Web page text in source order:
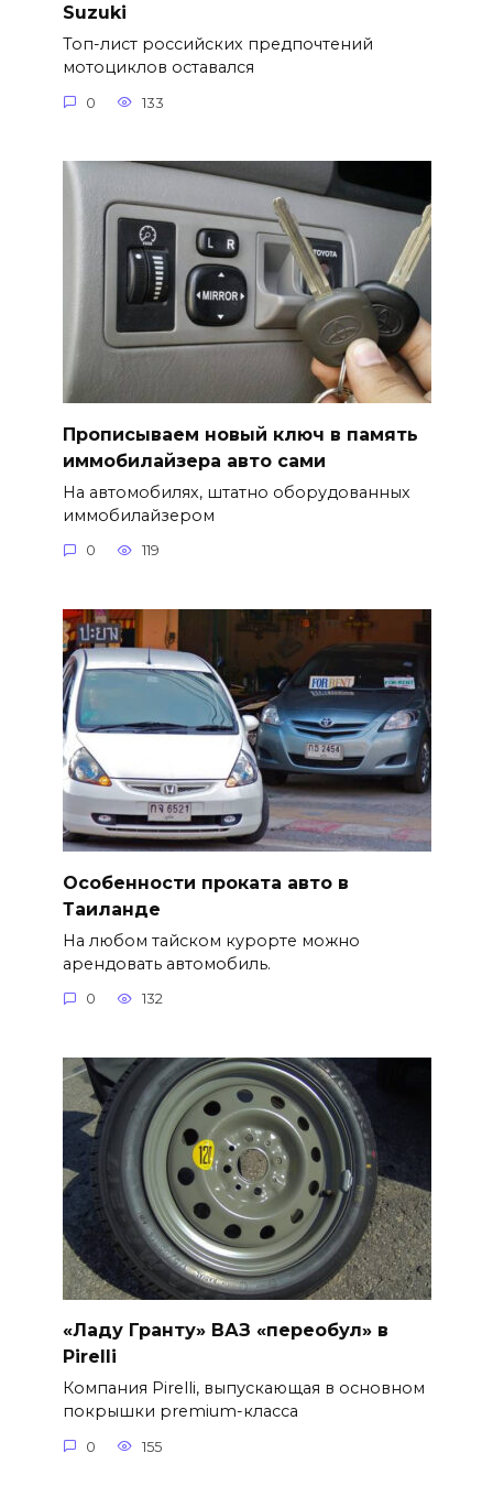
Suzuki
Топ-лист российских предпочтений
мотоциклов оставался
0 133
Прописываем новый ключ в память
иммобилайзера авто сами
На автомобилях, штатно оборудованных
иммобилайзером
0 119
Особенности проката авто в
Таиланде
На любом тайском курорте можно
арендовать автомобиль.
0 132
«Ладу Гранту» ВАЗ «переобул» в
Pirelli
Компания Pirelli, выпускающая в основном
покрышки premium-класса
0 155